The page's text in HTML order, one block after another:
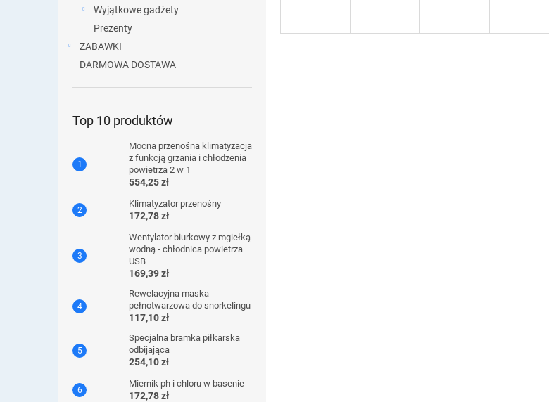
Wyjątkowe gadżety
Prezenty
ZABAWKI
DARMOWA DOSTAWA
Top 10 produktów
Mocna przenośna klimatyzacja
z funkcją grzania i chłodzenia
powietrza 2 w 1
554,25 zł
Klimatyzator przenośny
172,78 zł
Wentylator biurkowy z mgiełką
wodną - chłodnica powietrza
USB
169,39 zł
Rewelacyjna maska ​​
pełnotwarzowa do snorkelingu
117,10 zł
Specjalna bramka piłkarska
odbijająca
254,10 zł
Miernik ph i chloru w basenie
172,78 zł